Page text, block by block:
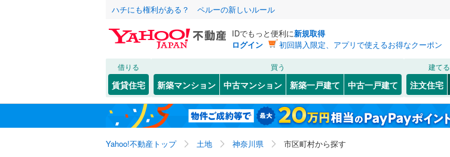
ハチにも権利がある？ ペルーの新しいルール
IDでもっと便利に新規取得
ログイン
初回購入限定、アプリで使えるお得なクーポン
借りる
賃貸住宅
買う
新築マンション 中古マンション 新築一戸建て 中古一戸建て
建てる
注文住宅
Yahoo!不動産トップ 土地 神奈川県 市区町村から探す